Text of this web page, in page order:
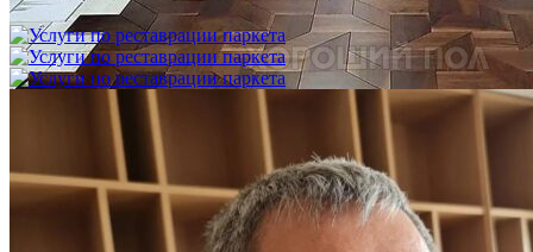
3 600 ₽